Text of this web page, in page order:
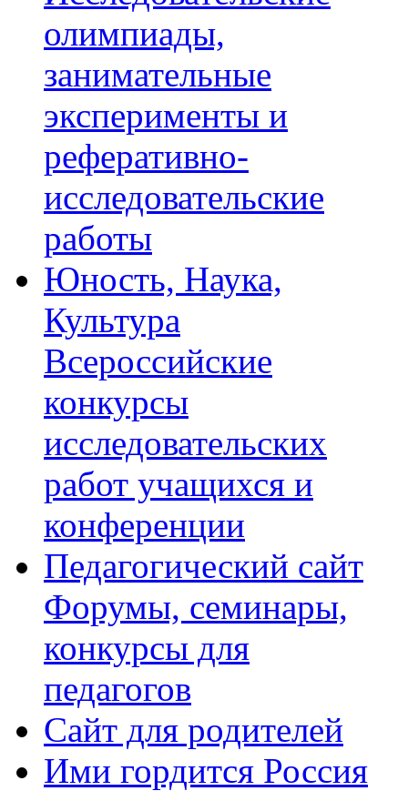
олимпиады,
занимательные
эксперименты и
реферативно-
исследовательские
работы
Юность, Наука,
Культура
Всероссийские
конкурсы
исследовательских
работ учащихся и
конференции
Педагогический сайт
Форумы, семинары,
конкурсы для
педагогов
Сайт для родителей
Ими гордится Россия